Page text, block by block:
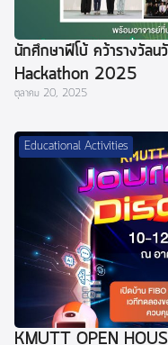
นักศึกษาฟีโบ้ คว้ารางวัล
Hackathon 2025
ตุลาคม 20, 2025
Educational Activities
KMUTT OPEN